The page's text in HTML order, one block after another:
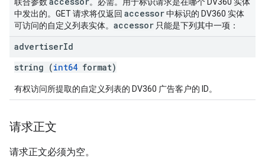
中发出的。GET 请求将仅返回 accessor中标识的 DV360 实体
可访问的自定义列表实体。 accessor 只能是下列其中一项：
advertiserId
string (int64 format)
有权访问所提取的自定义列表的 DV360 广告客户的 ID。
请求正文
请求正文必须为空。